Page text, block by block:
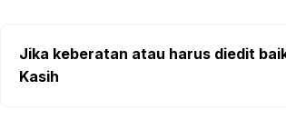
Jika keberatan atau harus diedit
Kasih